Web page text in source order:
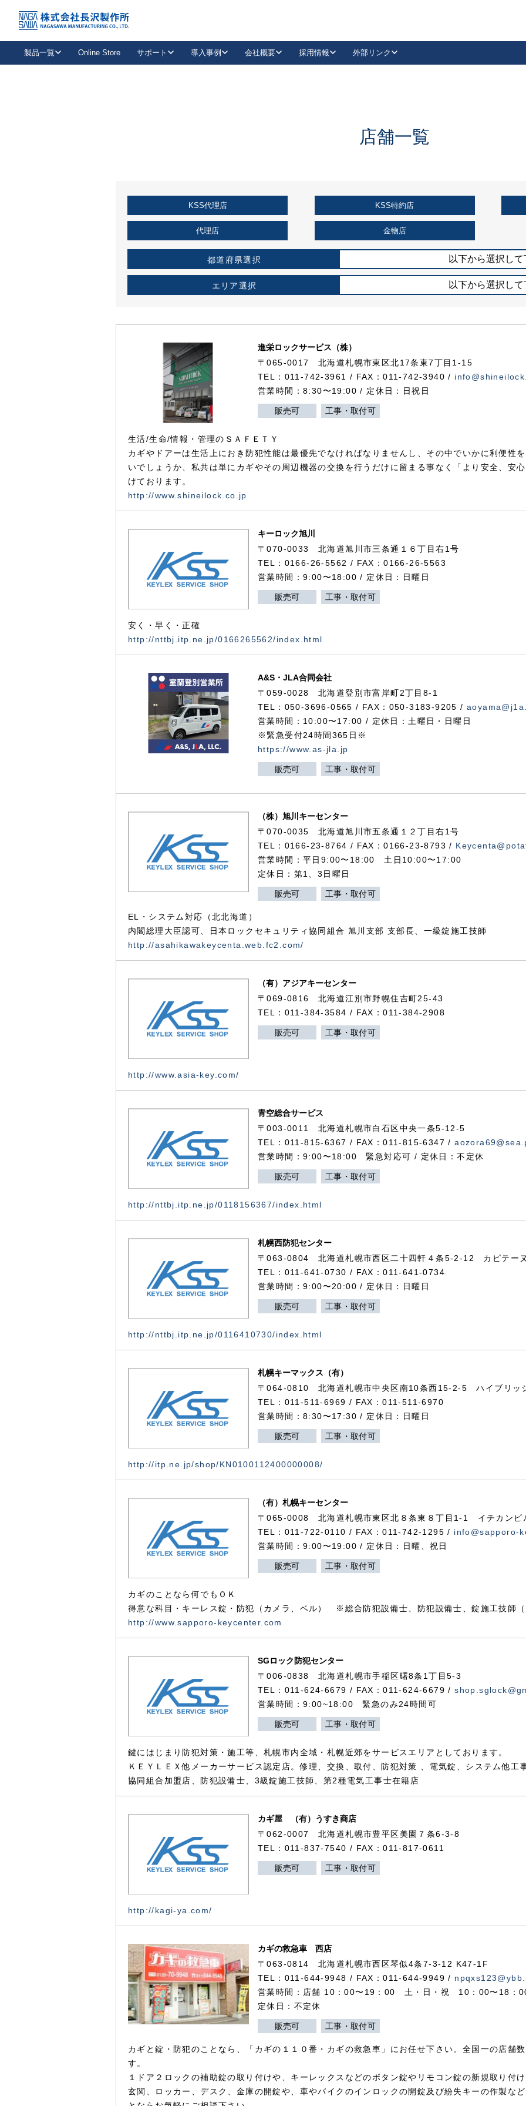
製品一覧
抗ウイルス・抗菌製品
キーレックスを品番からお探しいただけます。
Online Store サポート
取扱店情報
お役立ち情報
導入事例
企業様採用事例
会社概要 採用情報 外部リンク
LinkedIn
KSS加盟店・取扱店情報
店舗一覧
店舗一覧
KSS代理店 KSS特約店
代理店 金物店
都道府県選択 以下から選択し
エリア選択 以下から選択し
進栄ロックサービス（株）
〒065-0017 北海道札幌市東区北17条東7丁目1-15
TEL：011-742-3961 / FAX：011-742-3940 /
営業時間：8:30〜19:00 / 定休日：日祝日
販売可 工事・取付可
生活/生命/情報・管理のＳＡＦＥＴＹ
カギやドアーは生活上におき防犯性能は最優先でなければなりませんし、その中でいかに利便性
いでしょうか、私共は単にカギやその周辺機器の交換を行うだけに留まる事なく「より安全、安
けております。
http://www.shineilock.co.jp
キーロック旭川
〒070-0033 北海道旭川市三条通１６丁目右1号
TEL：0166-26-5562 / FAX：0166-26-5563
営業時間：9:00〜18:00 / 定休日：日曜日
販売可 工事・取付可
安く・早く・正確
http://nttbj.itp.ne.jp/0166265562/index.html
A&S・JLA合同会社
〒059-0028北海道登別市富岸町2丁目 8-1
TEL：050-3696-0565 / FAX：050-3183-9205 /
営業時間：10:00〜17:00 / 定休日：土曜日・日曜日
※緊急受付24時間365日※
https://www.as-jla.jp
販売可 工事・取付可
（株）旭川キーセンター
〒070-0035 北海道旭川市五条通１２丁目右1号
TEL：0166-23-8764 / FAX：0166-23-8793 /
営業時間：平日9:00〜18:00 土日10:00〜17:00
定休日：第1、3日曜日
販売可 工事・取付可
EL・システム対応（北北海道）
内閣総理大臣認可、日本ロックセキュリティ協同組合 旭川支部 支部長、一級錠施工技師
http://asahikawakeycenta.web.fc2.com/
（有）アジアキーセンター
〒069-0816 北海道江別市野幌住吉町25-43
TEL：011-384-3584 / FAX：011-384-2908
販売可 工事・取付可
http://www.asia-key.com/
青空総合サービス
〒003-0011 北海道札幌市白石区中央一条5-12-5
TEL：011-815-6367 / FAX：011-815-6347 /
営業時間：9:00〜18:00 緊急対応可 / 定休日：不定休
販売可 工事・取付可
http://nttbj.itp.ne.jp/0118156367/index.html
札幌西防犯センター
〒063-0804 北海道札幌市西区二十四軒４条5-2-12 カピテー
TEL：011-641-0730 / FAX：011-641-0734
営業時間：9:00〜20:00 / 定休日：日曜日
販売可 工事・取付可
http://nttbj.itp.ne.jp/0116410730/index.html
札幌キーマックス（有）
〒064-0810 北海道札幌市中央区南10条西15-2-5 ハイブリッ
TEL：011-511-6969 / FAX：011-511-6970
営業時間：8:30〜17:30 / 定休日：日曜日
販売可 工事・取付可
http://itp.ne.jp/shop/KN0100112400000008/
（有）札幌キーセンター
〒065-0008 北海道札幌市東区北８条東８丁目1-1 イチカンビ
TEL：011-722-0110 / FAX：011-742-1295 / info@sapporo-
営業時間：9:00〜19:00 / 定休日：日曜、祝日
販売可 工事・取付可
カギのことなら何でもＯＫ
得意な科目・キーレス錠・防犯（カメラ、ベル） ※総合防犯設備士、防犯設備士、錠施工技師
http://www.sapporo-keycenter.com
SGロック防犯センター
〒006-0838 北海道札幌市手稲区曙8条1丁目5-3
TEL：011-624-6679 / FAX：011-624-6679 /
営業時間：9:00~18:00 緊急のみ24時間可
販売可 工事・取付可
鍵にはじまり防犯対策・施工等、札幌市内全域・札幌近郊をサービスエリアとしております。
ＫＥＹＬＥＸ他メーカーサービス認定店。修理、交換、取付、防犯対策 、電気錠、システム他工
協同組合加盟店、防犯設備士、3級錠施工技師、第2種電気工事士在籍店
カギ屋 （有）うすき商店
〒062-0007 北海道札幌市豊平区美園７条6-3-8
TEL：011-837-7540 / FAX：011-817-0611
販売可 工事・取付可
http://kagi-ya.com/
カギの救急車 西店
〒063-0814 北海道札幌市西区琴似4条7-3-12 K47-1F
TEL：011-644-9948 / FAX：011-644-9949 /
営業時間：店舗 10：00〜19：00 土・日・祝 10：00〜18：
定休日：不定休
販売可 工事・取付可
カギと錠・防犯のことなら、「カギの１１０番・カギの救急車」にお任せ下さい。全国一の店舗
す。
１ドア２ロックの補助錠の取り付けや、キーレックスなどのボタン錠やリモコン錠の新規取り付
玄関、ロッカー、デスク、金庫の開錠や、車やバイクのインロックの開錠及び紛失キーの作製な